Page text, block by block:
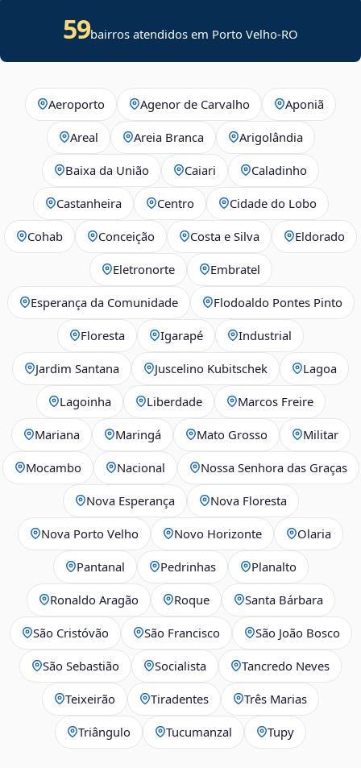
59bairros atendidos em Porto Velho-RO
Aeroporto Agenor de Carvalho Aponiã
Areal Areia Branca Arigolândia
Baixa da União Caiari Caladinho
Castanheira Centro Cidade do Lobo
Cohab Conceição Costa e Silva Eldorado
Eletronorte Embratel
Esperança da Comunidade Flodoaldo Pontes Pinto
Floresta Igarapé Industrial
Jardim Santana Juscelino Kubitschek Lagoa
Lagoinha Liberdade Marcos Freire
Mariana Maringá Mato Grosso Militar
Mocambo Nacional Nossa Senhora das Graças
Nova Esperança Nova Floresta
Nova Porto Velho Novo Horizonte Olaria
Pantanal Pedrinhas Planalto
Ronaldo Aragão Roque Santa Bárbara
São Cristóvão São Francisco São João Bosco
São Sebastião Socialista Tancredo Neves
Teixeirão Tiradentes Três Marias
Triângulo Tucumanzal Tupy